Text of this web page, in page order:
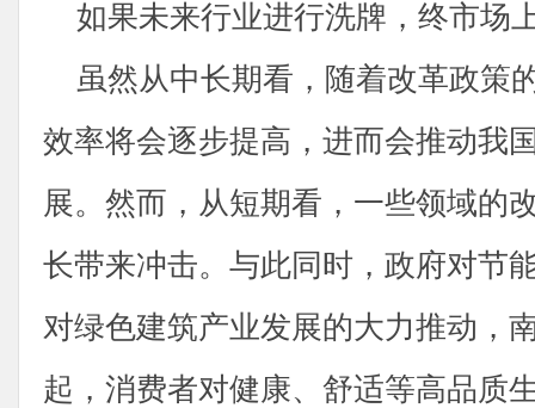
如果未来行业进行洗牌，终市场
虽然从中长期看，随着改革政策
效率将会逐步提高，进而会推动我
展。然而，从短期看，一些领域的
长带来冲击。与此同时，政府对节
对绿色建筑产业发展的大力推动，
起，消费者对健康、舒适等高品质